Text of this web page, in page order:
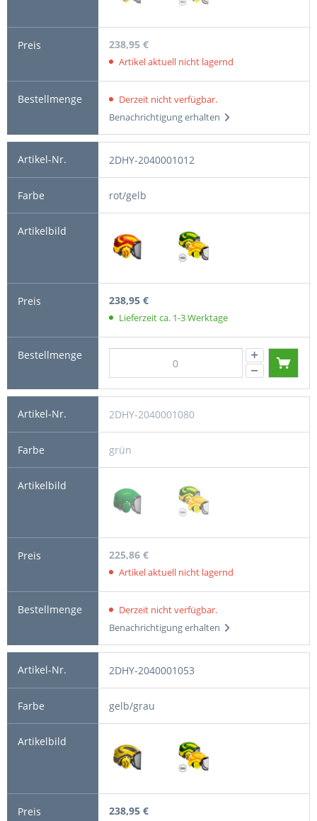
238,95 €
Artikel aktuell nicht lagernd
Derzeit nicht verfügbar.
Benachrichtigung erhalten
2DHY-2040001012
rot/gelb
238,95 €
Lieferzeit ca. 1-3 Werktage
2DHY-2040001080
grün
225,86 €
Artikel aktuell nicht lagernd
Derzeit nicht verfügbar.
Benachrichtigung erhalten
2DHY-2040001053
gelb/grau
238,95 €